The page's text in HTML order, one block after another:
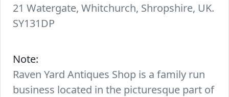
21 Watergate, Whitchurch, Shropshire, UK.
SY131DP
Note:
Raven Yard Antiques Shop is a family run
business located in the picturesque part of